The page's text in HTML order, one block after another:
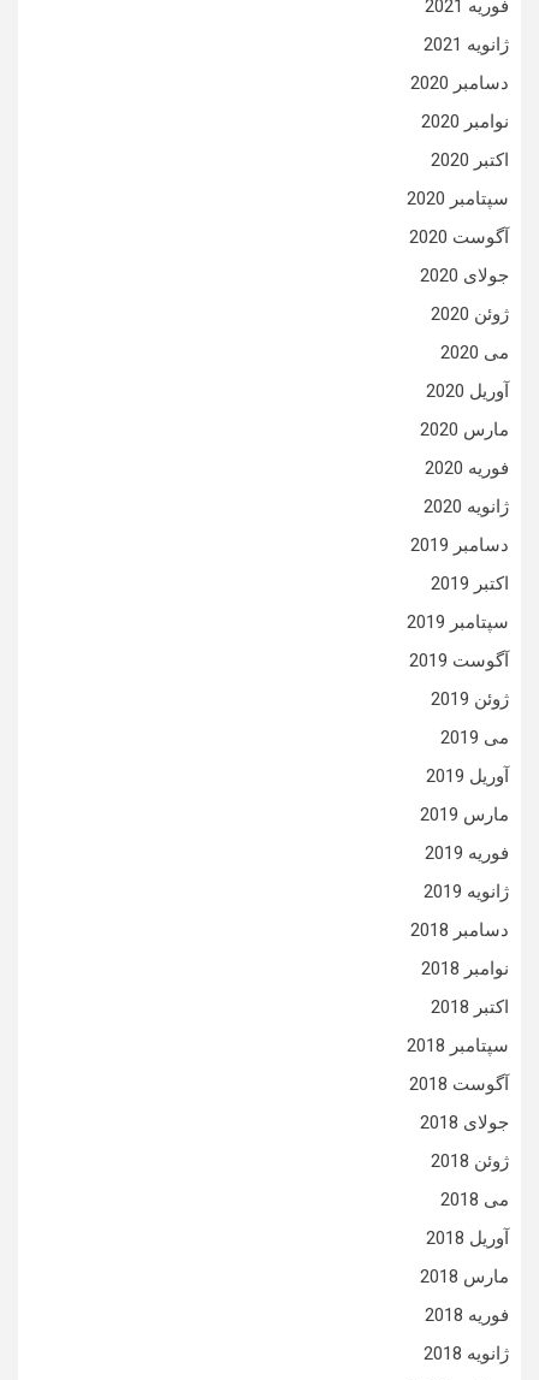
فوریه 2021
ژانویه 2021
دسامبر 2020
نوامبر 2020
اکتبر 2020
سپتامبر 2020
آگوست 2020
جولای 2020
ژوئن 2020
می 2020
آوریل 2020
مارس 2020
فوریه 2020
ژانویه 2020
دسامبر 2019
اکتبر 2019
سپتامبر 2019
آگوست 2019
ژوئن 2019
می 2019
آوریل 2019
مارس 2019
فوریه 2019
ژانویه 2019
دسامبر 2018
نوامبر 2018
اکتبر 2018
سپتامبر 2018
آگوست 2018
جولای 2018
ژوئن 2018
می 2018
آوریل 2018
مارس 2018
فوریه 2018
ژانویه 2018